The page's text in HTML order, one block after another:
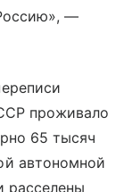
—
проживало
65 тысяч
автономной
расселены